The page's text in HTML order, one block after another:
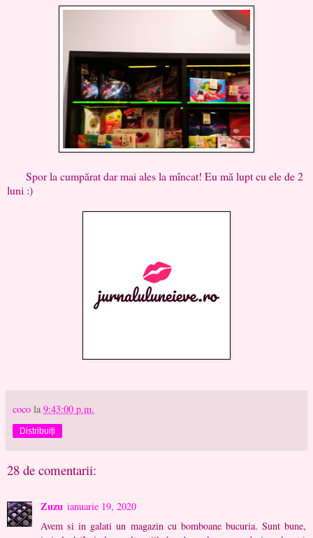
Spor la cumpărat dar mai ales la mîncat! Eu mă lupt cu ele de 2
luni :)
coco la 9:43:00 p.m.
Distribuiți
28 de comentarii:
Zuzu ianuarie 19, 2020
Avem si in galati un magazin cu bomboane bucuria. Sunt bune,